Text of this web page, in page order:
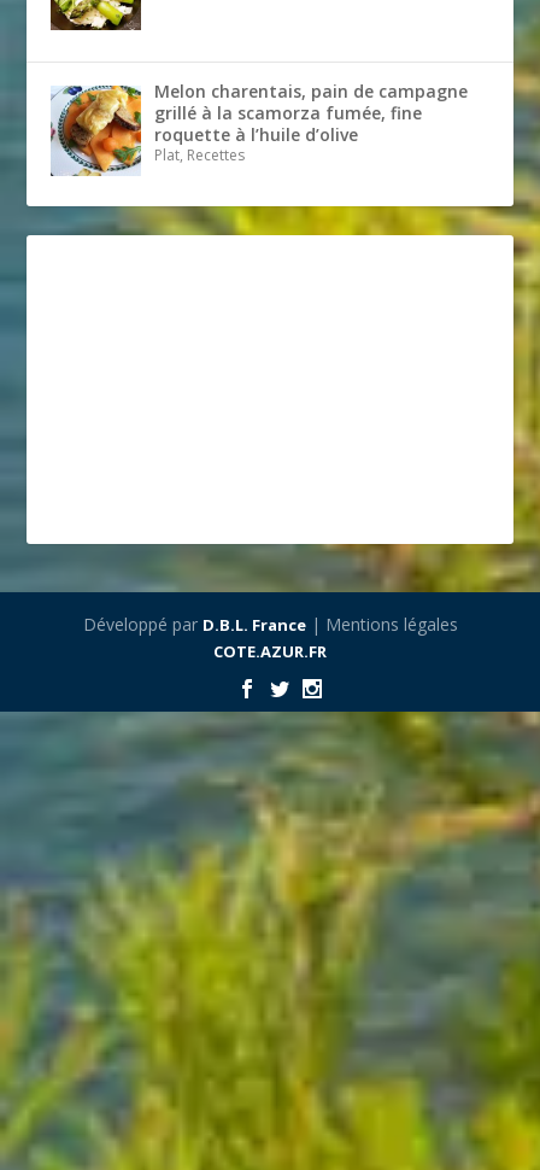
Melon charentais, pain de campagne
grillé à la scamorza fumée, fine
roquette à l’huile d’olive
Plat, Recettes
Développé par D.B.L. France| Mentions légales
COTE.AZUR.FR